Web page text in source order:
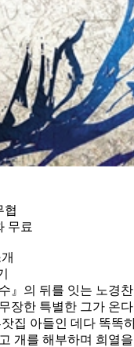
협
무료
수』의 뒤를 잇는 노경
장한 특별한 그가 온다
집 아들인 데다 똑똑
개를 해부하며 희열